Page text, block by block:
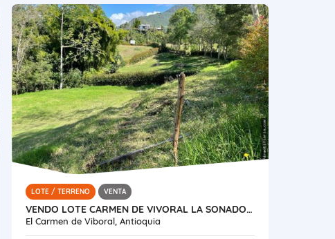
LOTE / TERRENO VENTA
VENDO LOTE CARMEN DE VIVORAL LA SONADORA
El Carmen de Viboral, Antioquia